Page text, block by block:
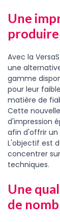
Une
Avec la
une
gamme
pour leur
matière de
Cette
d'impression
afin d'offrir un
L'objectif est
concentrer
techniques.
Une
de